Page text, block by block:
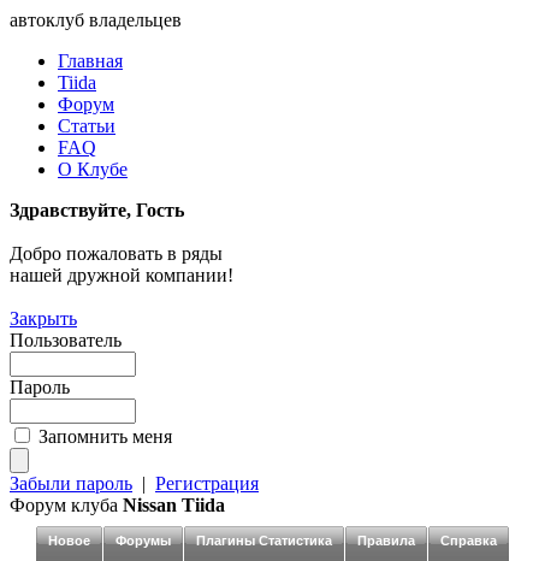
автоклуб владельцев
Главная
Tiida
Форум
Статьи
FAQ
О Клубе
Здравствуйте, Гость
Добро пожаловать в ряды
нашей дружной компании!
Закрыть
Пользователь
Пароль
Запомнить меня
Забыли пароль | Регистрация
Форум клуба Nissan Tiida
Новое Форумы Плагины Статистика Правила Справка